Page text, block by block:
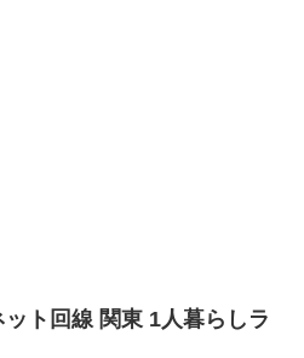
ト回線 関東 1人暮らしラ